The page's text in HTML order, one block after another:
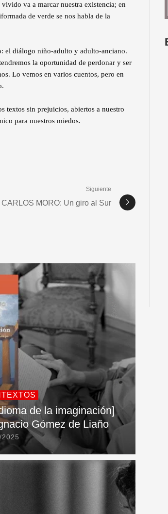
va a marcar nuestra existencia; en
de verde se nos habla de la
el diálogo niño-adulto y adulto-anciano.
la oportunidad de perdonar y ser
Lo vemos en varios cuentos, pero en
textos sin prejuicios, abiertos a nuestro
para nuestros miedos.
Siguiente
CARLOS MORO: Un giro al Sur
de la imaginación]
Gómez de Liaño